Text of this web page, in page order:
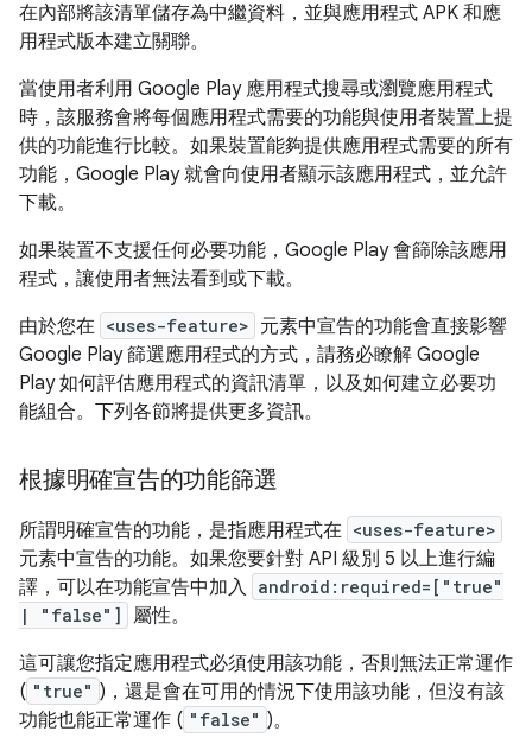
在內部將該清單儲存為中繼資料，並與應用程式 APK 和應
用程式版本建立關聯。
當使用者利用 Google Play 應用程式搜尋或瀏覽應用程式
時，該服務會將每個應用程式需要的功能與使用者裝置上提
供的功能進行比較。如果裝置能夠提供應用程式需要的所有
功能，Google Play 就會向使用者顯示該應用程式，並允許
下載。
如果裝置不支援任何必要功能，Google Play 會篩除該應用
程式，讓使用者無法看到或下載。
由於您在 <uses-feature> 元素中宣告的功能會直接影響
Google Play 篩選應用程式的方式，請務必瞭解 Google
Play 如何評估應用程式的資訊清單，以及如何建立必要功
能組合。下列各節將提供更多資訊。
根據明確宣告的功能篩選
所謂明確宣告的功能，是指應用程式在 <uses-feature>
元素中宣告的功能。如果您要針對 API 級別 5 以上進行編
譯，可以在功能宣告中加入 android:required=["true"
| "false"] 屬性。
這可讓您指定應用程式必須使用該功能，否則無法正常運作
( "true" )，還是會在可用的情況下使用該功能，但沒有該
功能也能正常運作 ( "false" )。